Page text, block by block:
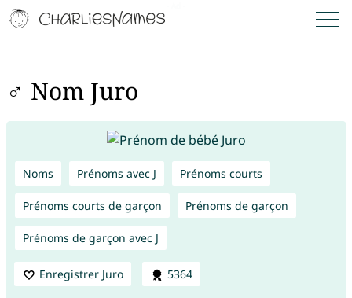
♂ Nom Juro
Noms Prénoms avec J Prénoms courts
Prénoms courts de garçon Prénoms de garçon
Prénoms de garçon avec J
Enregistrer Juro 5364